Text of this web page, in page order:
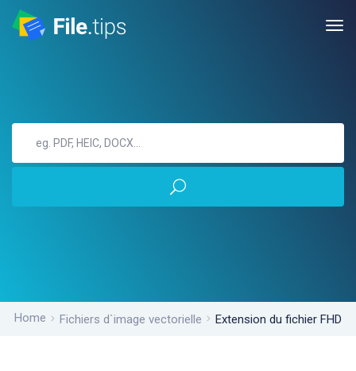
Home Fichiers d`image vectorielle Extension du fichier FHD